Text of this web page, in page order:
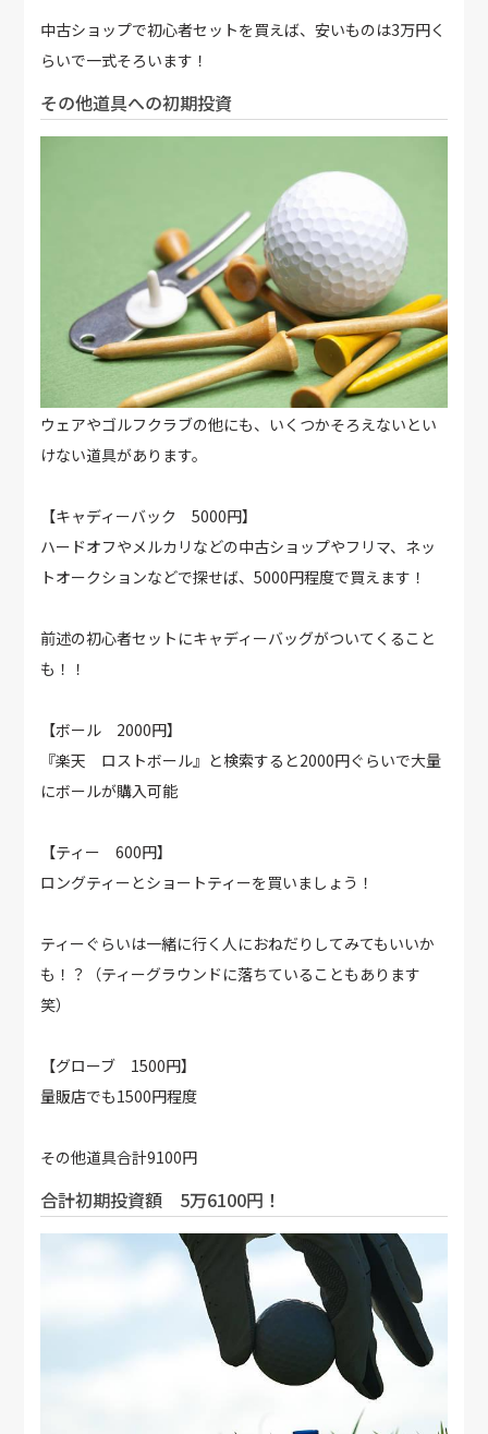
中古ショップで初心者セットを買えば、安いものは3万円く
らいで一式そろいます！
その他道具への初期投資
ウェアやゴルフクラブの他にも、いくつかそろえないとい
けない道具があります。
【キャディーバック 5000円】
ハードオフやメルカリなどの中古ショップやフリマ、ネッ
トオークションなどで探せば、5000円程度で買えます！
前述の初心者セットにキャディーバッグがついてくること
も！！
【ボール 2000円】
『楽天 ロストボール』と検索すると2000円ぐらいで大量
にボールが購入可能
【ティー 600円】
ロングティーとショートティーを買いましょう！
ティーぐらいは一緒に行く人におねだりしてみてもいいか
も！？（ティーグラウンドに落ちていることもあります
笑）
【グローブ 1500円】
量販店でも1500円程度
その他道具合計9100円
合計初期投資額 5万6100円！